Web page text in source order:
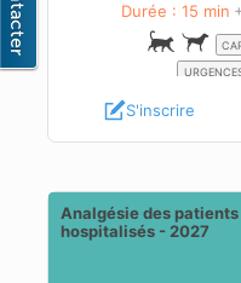
Durée : 15 min
S'inscrire
Analgésie des patients
hospitalisés - 2027